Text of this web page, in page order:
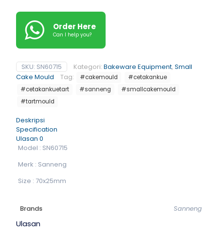
Order Here
Can I help you?
SKU: SN60715 Kategori: Bakeware Equipment, Small
Cake Mould
Tag: #cakemould
#cetakankue
#cetakankuetart
#sanneng
#smallcakemould
#tartmould
Deskripsi
Specification
Ulasan 0
Model : SN60715
Merk : Sanneng
Size : 70x25mm
Brands Sanneng
Ulasan